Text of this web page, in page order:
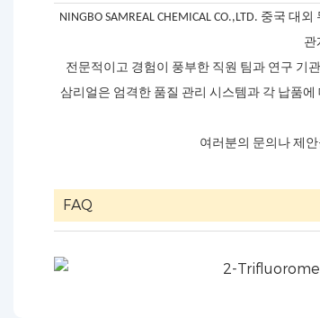
NINGBO SAMREAL CHEMICAL CO.,LTD. 중
관
전문적이고 경험이 풍부한 직원 팀과 연구 기
삼리얼은 엄격한 품질 관리 시스템과 각 납품
여러분의 문의나 제
FAQ